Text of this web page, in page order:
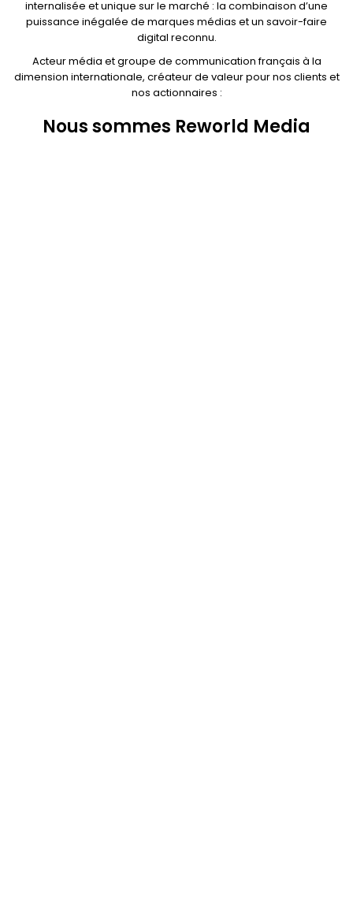
internalisée et unique sur le marché : la combinaison d’une
puissance inégalée de marques médias et un savoir-faire
digital reconnu.
Acteur média et groupe de communication français à la
dimension internationale, créateur de valeur pour nos clients et
nos actionnaires :
Nous sommes Reworld Media